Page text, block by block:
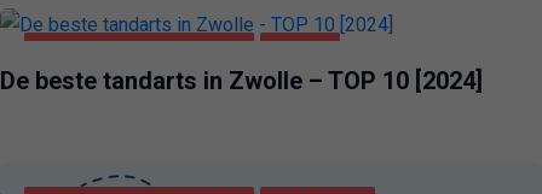
GEZONDHEID & SCHOONHEID ZWOLLE
De beste tandarts in Zwolle – TOP 10 [2024]